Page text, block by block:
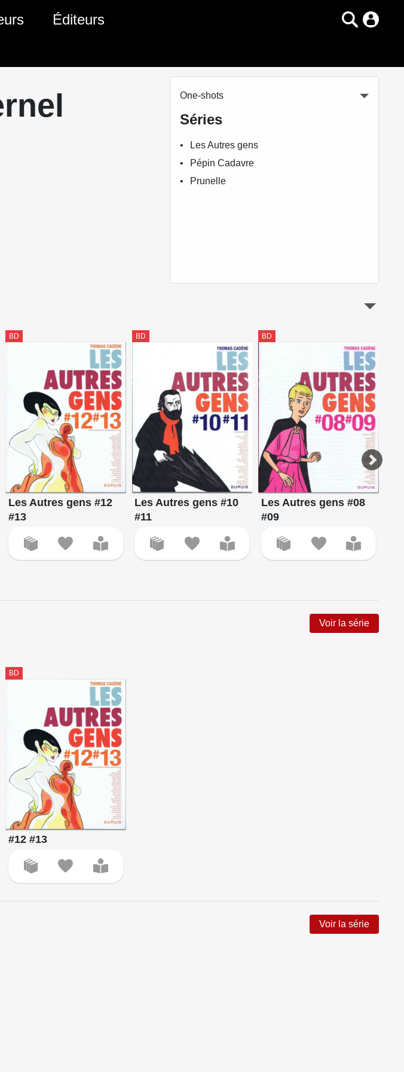
Éditeurs
One-shots
Séries
Les Autres gens
Pépin Cadavre
Prunelle
BD
Les Autres gens #12
#13
BD
Les Autres gens #10
#11
BD
Les Autres gens #08
#09
Voir la série
BD
#12 #13
Voir la série